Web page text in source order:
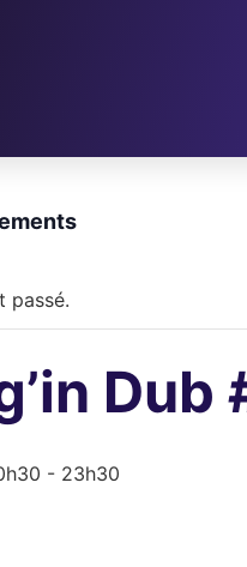
passé.
Dub
- 23h30